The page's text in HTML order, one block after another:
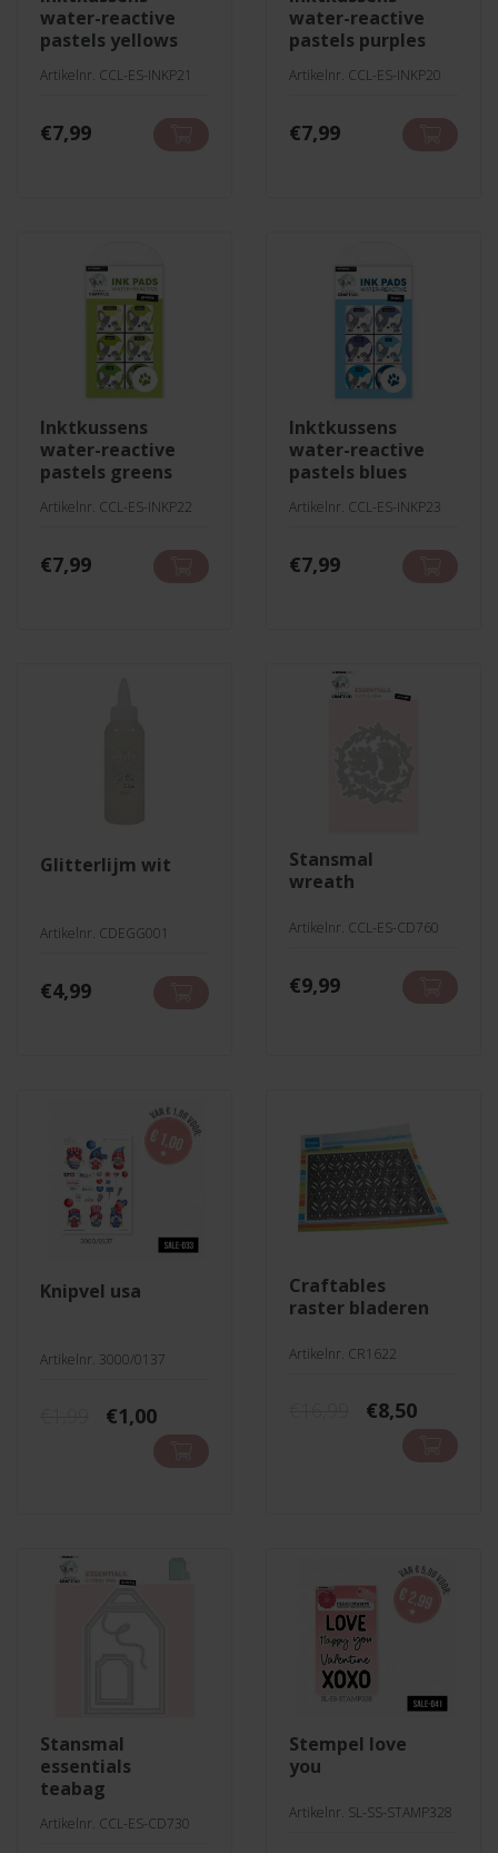
water-reactive
pastels yellows
Artikelnr. CCL-ES-INKP21
€7,99
water-reactive
pastels purples
Artikelnr. CCL-ES-INKP20
€7,99
inktkussens
water-reactive
pastels greens
Artikelnr. CCL-ES-INKP22
€7,99
inktkussens
water-reactive
pastels blues
Artikelnr. CCL-ES-INKP23
€7,99
glitterlijm wit
Artikelnr. CDEGG001
€4,99
stansmal
wreath
Artikelnr. CCL-ES-CD760
€9,99
knipvel usa
Artikelnr. 3000/0137
Oorspronkelijke
€1,00Huidige
prijs
is:
craftables
raster bladeren
Artikelnr. CR1622
prijs
was:
€8,50Huidige
prijs
is:
stansmal
essentials
teabag
Artikelnr. CCL-ES-CD730
stempel love
you
Artikelnr. SL-SS-STAMP328